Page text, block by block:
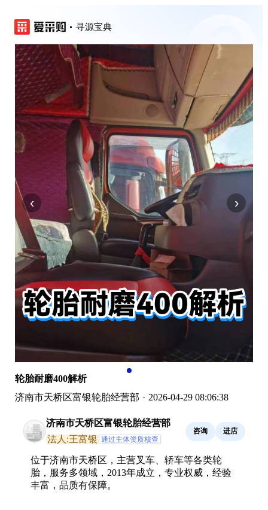
寻源宝典
‹ ›
轮胎耐磨400解析
济南市天桥区富银轮胎经营部 · 2026-04-29 08:06:38
济南市天桥区富银轮胎经营部
法人:王富银 通过主体资质核查
咨询 进店
位于济南市天桥区，主营叉车、轿车等各类轮
胎，服务多领域，2013年成立，专业权威，经验
丰富，品质有保障。